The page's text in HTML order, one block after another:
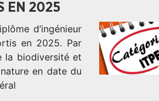
EN 2025
d’ingénieur
en 2025. Par
la biodiversité et
en date du